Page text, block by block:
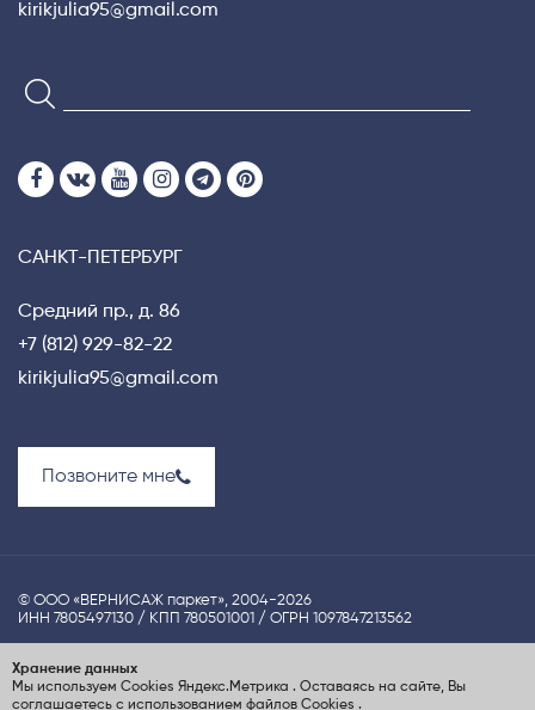
kirikjulia95@gmail.com
САНКТ-ПЕТЕРБУРГ
Средний пр., д. 86
+7 (812) 929-82-22
kirikjulia95@gmail.com
Позвоните мне
© ООО «ВЕРНИСАЖ паркет», 2004-2026
ИНН 7805497130 / КПП 780501001 / ОГРН 1097847213562
UX-проектирование сайта Nina S.Dzhezher
Хранение данных
Мы используем Cookies Яндекс.Метрика . Оставаясь на сайте, Вы
соглашаетесь с использованием файлов Cookies .